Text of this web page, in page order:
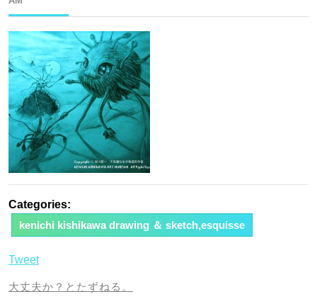
28
日
Categories:
kenichi kishikawa drawing ＆ sketch,esquisse
Tweet
大丈夫か？とたずねる。